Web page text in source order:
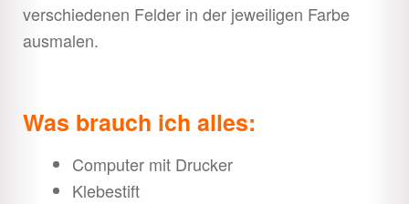
Tatortschilder
Textildruck
Kleister
verschiedenen Felder in der jeweiligen Farbe
ausmalen.
Was brauch ich alles:
Computer mit Drucker
Klebestift